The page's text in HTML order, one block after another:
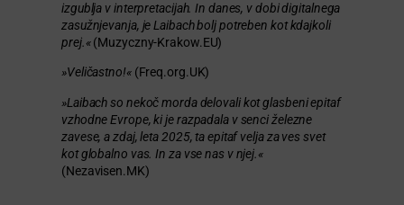
izgublja v interpretacijah. In danes, v dobi digitalnega
zasužnjevanja, je Laibach bolj potreben kot kdajkoli
prej.«(Muzyczny-Krakow.EU)
»Veličastno!«(Freq.org.UK)
»Laibach so nekoč morda delovali kot glasbeni epitaf
vzhodne Evrope, ki je razpadala v senci železne
zavese, a zdaj, leta 2025, ta epitaf velja za ves svet
kot globalno vas. In za vse nas v njej.«
(Nezavisen.MK)